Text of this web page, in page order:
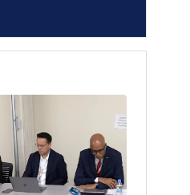
pour l'ODD-5 ».